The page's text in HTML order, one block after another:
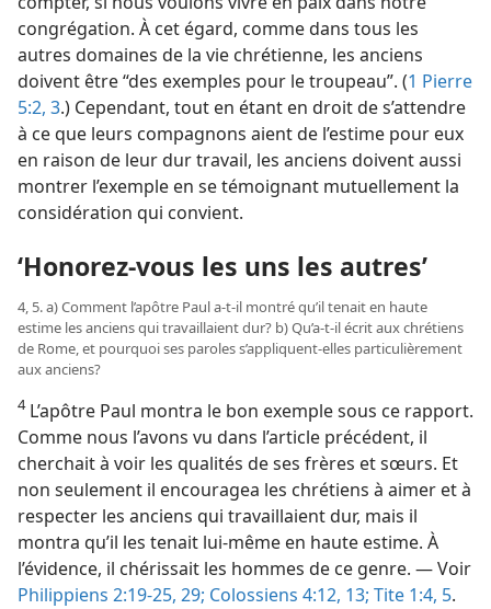
congrégation. À cet égard, comme dans tous les
autres domaines de la vie chrétienne, les anciens
doivent être “des exemples pour le troupeau”. (1 Pierre
5:2, 3.) Cependant, tout en étant en droit de s’attendre
à ce que leurs compagnons aient de l’estime pour eux
en raison de leur dur travail, les anciens doivent aussi
montrer l’exemple en se témoignant mutuellement la
considération qui convient.
‘Honorez-vous les uns les autres’
4, 5. a) Comment l’apôtre Paul a-t-il montré qu’il tenait en haute
estime les anciens qui travaillaient dur? b) Qu’a-t-il écrit aux chrétiens
de Rome, et pourquoi ses paroles s’appliquent-elles particulièrement
aux anciens?
4L’apôtre Paul montra le bon exemple sous ce rapport.
Comme nous l’avons vu dans l’article précédent, il
cherchait à voir les qualités de ses frères et sœurs. Et
non seulement il encouragea les chrétiens à aimer et à
respecter les anciens qui travaillaient dur, mais il
montra qu’il les tenait lui-même en haute estime. À
l’évidence, il chérissait les hommes de ce genre. — Voir
Philippiens 2:19-25, 29; Colossiens 4:12, 13; Tite 1:4, 5.